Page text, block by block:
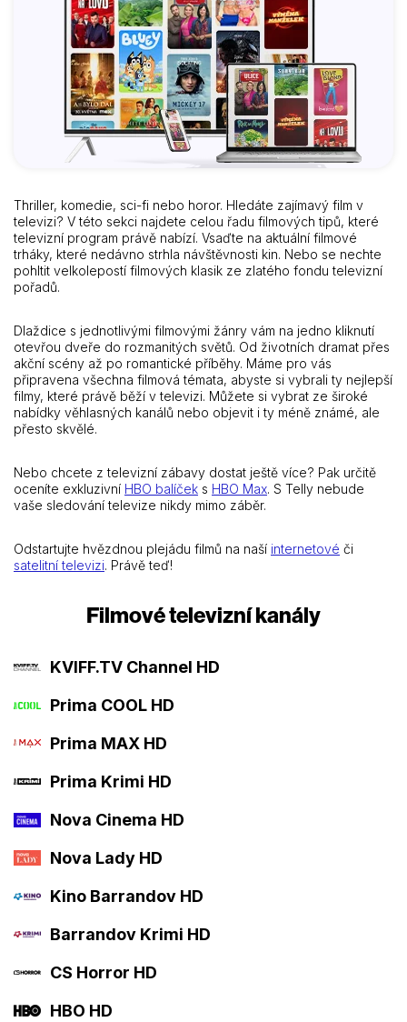
Thriller, komedie, sci-fi nebo horor. Hledáte zajímavý film v
televizi? V této sekci najdete celou řadu filmových tipů, které
televizní program právě nabízí. Vsaďte na aktuální filmové
trháky, které nedávno strhla návštěvnosti kin. Nebo se nechte
pohltit velkolepostí filmových klasik ze zlatého fondu televizní
pořadů.
Dlaždice s jednotlivými filmovými žánry vám na jedno kliknutí
otevřou dveře do rozmanitých světů. Od životních dramat přes
akční scény až po romantické příběhy. Máme pro vás
připravena všechna filmová témata, abyste si vybrali ty nejlepší
filmy, které právě běží v televizi. Můžete si vybrat ze široké
nabídky věhlasných kanálů nebo objevit i ty méně známé, ale
přesto skvělé.
Nebo chcete z televizní zábavy dostat ještě více? Pak určitě
oceníte exkluzivní HBO balíček s HBO Max. S Telly nebude
vaše sledování televize nikdy mimo záběr.
Odstartujte hvězdnou plejádu filmů na naší internetové či
satelitní televizi. Právě teď!
Filmové televizní kanály
KVIFF.TV Channel HD
Prima COOL HD
Prima MAX HD
Prima Krimi HD
Nova Cinema HD
Nova Lady HD
Kino Barrandov HD
Barrandov Krimi HD
CS Horror HD
HBO HD